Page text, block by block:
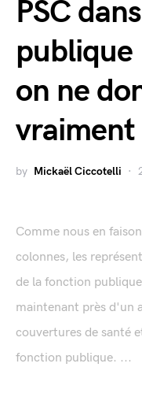
PSC
publique
on ne
vraiment
by Mickaël Ciccotelli
Comme nous en
colonnes, les
de la fonction
maintenant près d'un
couvertures de santé
fonction publique. ...